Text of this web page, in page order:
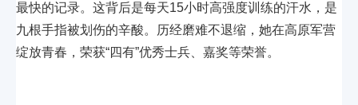
最快的记录。这背后是每天15小时高强度训练的汗水，是
九根手指被划伤的辛酸。历经磨难不退缩，她在高原军营
绽放青春，荣获“四有”优秀士兵、嘉奖等荣誉。